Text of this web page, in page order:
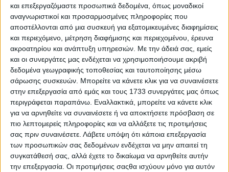
και επεξεργαζόμαστε προσωπικά δεδομένα, όπως μοναδικοί
αναγνωριστικοί και προσαρμοσμένες πληροφορίες που
αποστέλλονται από μια συσκευή για εξατομικευμένες διαφημίσεις
και περιεχόμενο, μέτρηση διαφήμισης και περιεχομένου, έρευνα
ακροατηρίου και ανάπτυξη υπηρεσιών. Με την άδειά σας, εμείς
και οι συνεργάτες μας ενδέχεται να χρησιμοποιήσουμε ακριβή
δεδομένα γεωγραφικής τοποθεσίας και ταυτοποίησης μέσω
σάρωσης συσκευών. Μπορείτε να κάνετε κλικ για να συναινέσετε
στην επεξεργασία από εμάς και τους 1733 συνεργάτες μας όπως
περιγράφεται παραπάνω. Εναλλακτικά, μπορείτε να κάνετε κλικ
για να αρνηθείτε να συναινέσετε ή να αποκτήσετε πρόσβαση σε
πιο λεπτομερείς πληροφορίες και να αλλάξετε τις προτιμήσεις
σας πριν συναινέσετε. Λάβετε υπόψη ότι κάποια επεξεργασία
των προσωπικών σας δεδομένων ενδέχεται να μην απαιτεί τη
συγκατάθεσή σας, αλλά έχετε το δικαίωμα να αρνηθείτε αυτήν
την επεξεργασία. Οι προτιμήσεις σαςθα ισχύουν μόνο για αυτόν
Υποστηρίζουν τη ζωή περίπου δύο δισεκατομμυρίων
ανθρώπων παγκοσμίως, συμπεριλαμβανομένων πολλών
κτηνοτρόφων και αυτόχθονων πληθυσμών, των οποίων η
γνώση και η διαχείριση έχουν διατηρήσει αυτά τα τοπία
για γενιές.
Το 2026, η Ημέρα Ερημοποίησης και Ξηρασίας έθεσε τις
λιβαδικές εκτάσεις στο επίκεντρο της παγκόσμιας
προσοχής. Με θέμα «Λιβαδικές εκτάσεις: Αναγνωρίστε.
Σεβαστείτε. Αποκαταστήστε», η φετινή εορτή ζητά
μεγαλύτερη αναγνώριση της οικονομικής, οικολογικής
και πολιτιστικής αξίας των λιβαδικών εκτάσεών, σεβασμό
για τους παραδοσιακούς διαχειριστές τους και ισχυρότερες
επενδύσεις στην αποκατάσταση των υποβαθμισμένων
λιβαδικών εκτάσεών τους.
Η φετινή εκδήλωση ευθυγραμμίζεται με το Διεθνές Έτος
Λιβαδικών Εκτάσεων και Ποιμενικών, συμβάλλοντας